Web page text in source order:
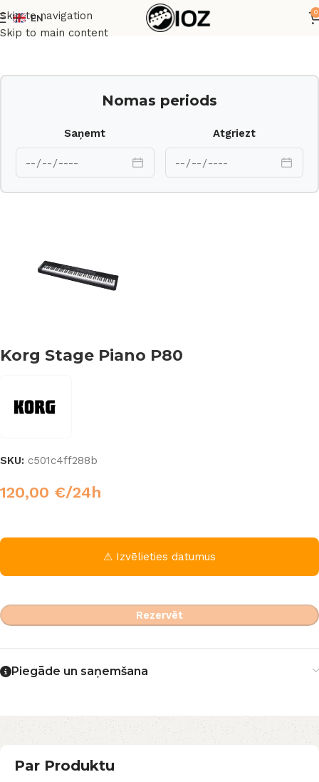
Skip to navigation
Skip to main content
EN
0
Sākums Taustiņinstrumenti Sintezatori
Nomas periods
Saņemt Atgriezt
Korg Stage Piano P80
SKU: c501c4ff288b
120,00 €/24h
⚠ Izvēlieties datumus
Rezervēt
Piegāde un saņemšana
Par Produktu